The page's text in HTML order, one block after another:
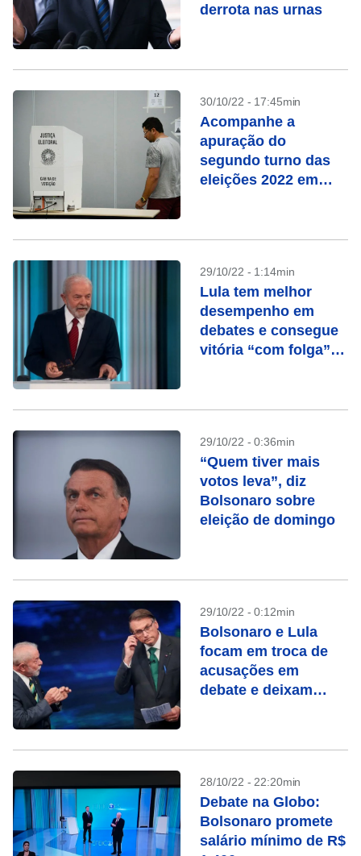
derrota nas urnas
30/10/22 - 17:45min
Acompanhe a
apuração do
segundo turno das
eleições 2022 em
29/10/22 - 1:14min
Lula tem melhor
desempenho em
debates e consegue
vitória “com folga”
29/10/22 - 0:36min
“Quem tiver mais
votos leva”, diz
Bolsonaro sobre
eleição de domingo
29/10/22 - 0:12min
Bolsonaro e Lula
focam em troca de
acusações em
debate e deixam
28/10/22 - 22:20min
Debate na Globo:
Bolsonaro promete
salário mínimo de R$